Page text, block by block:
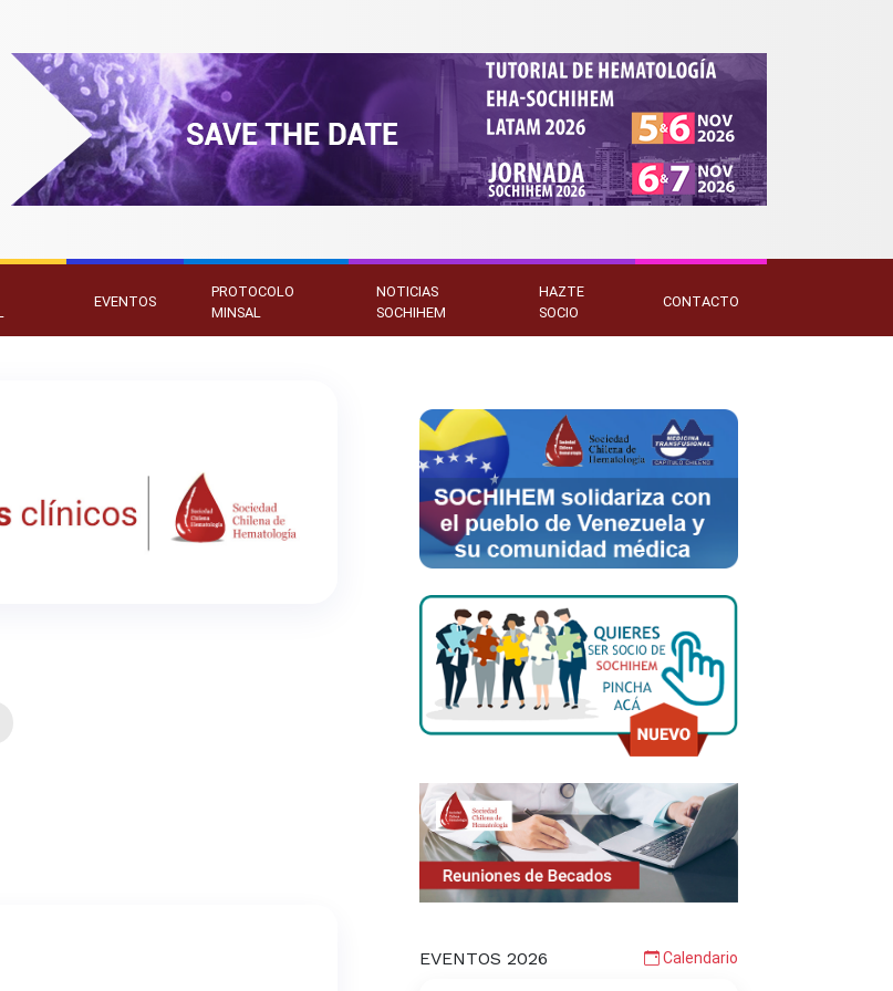
EVENTOS
PROTOCOLO
MINSAL
NOTICIAS
SOCHIHEM
HAZTE
SOCIO
CONTACTO
EVENTOS 2026 Calendario